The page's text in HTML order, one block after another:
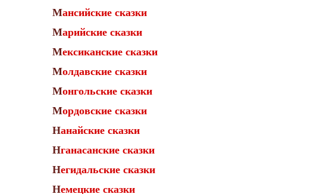
Мансийские сказки
Марийские сказки
Мексиканские сказки
Молдавские сказки
Монгольские сказки
Мордовские сказки
Нанайские сказки
Нганасанские сказки
Негидальские сказки
Немецкие сказки